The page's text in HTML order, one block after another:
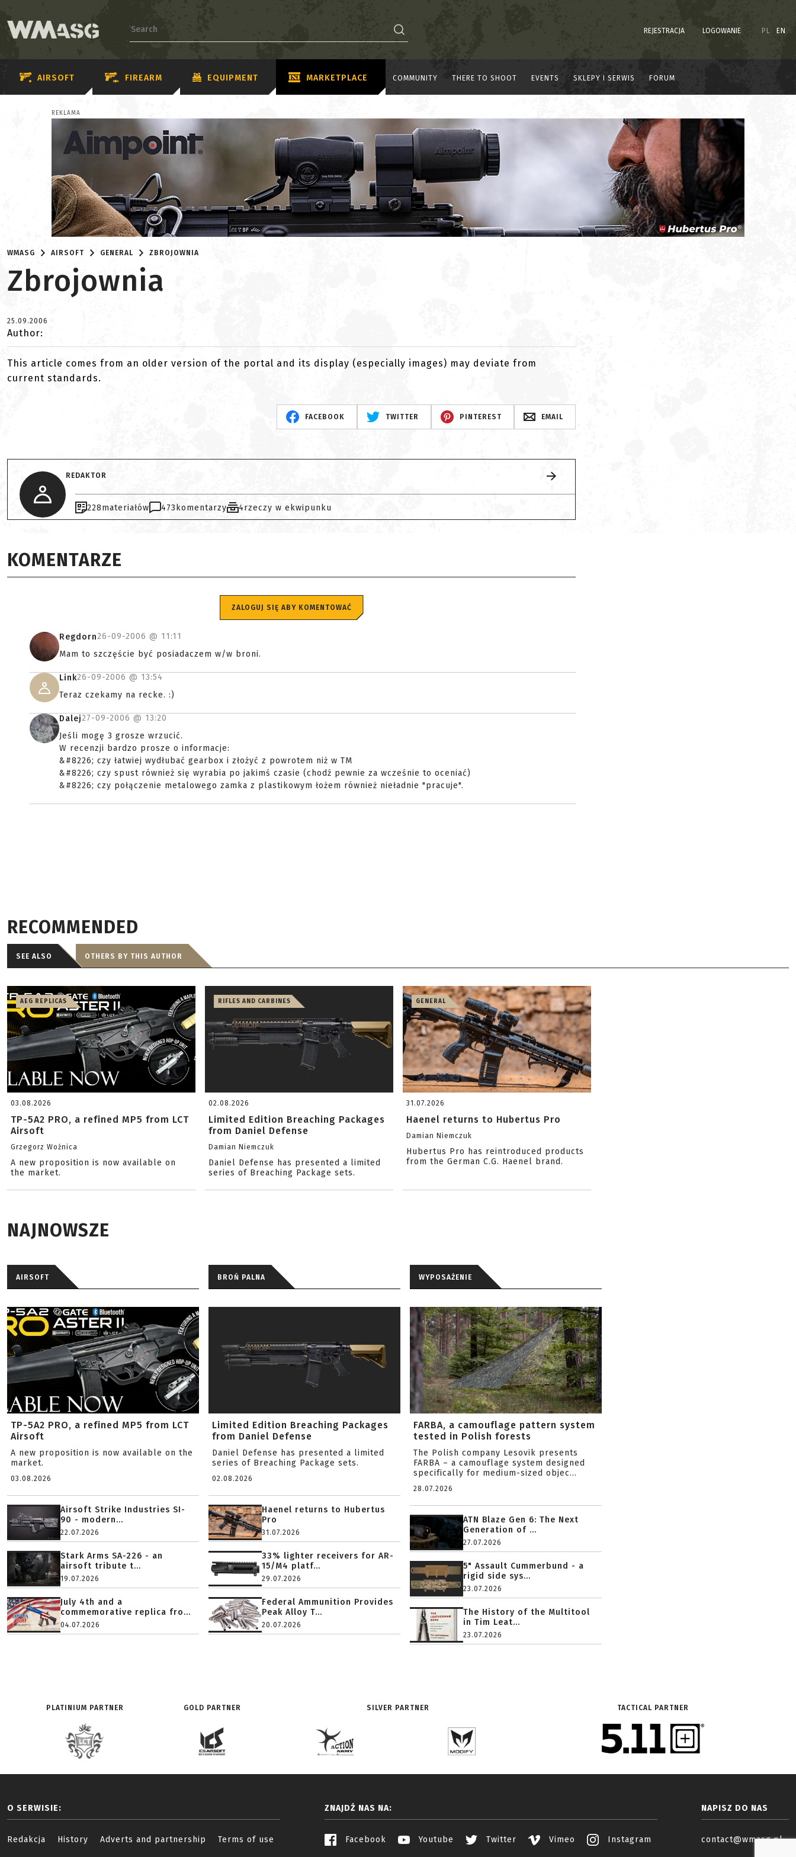
REJESTRACJA LOGOWANIE PL EN
AIRSOFT FIREARM EQUIPMENT MARKETPLACE COMMUNITY THERE TO SHOOT EVENTS SKLEPY I SERWIS FORUM
REKLAMA
WMASG AIRSOFT GENERAL ZBROJOWNIA
Zbrojownia
25.09.2006
Author:
This article comes from an older version of the portal and its display (especially images) may deviate from
current standards.
FACEBOOK TWITTER PINTEREST EMAIL
REDAKTOR
228materiałów 473 komentarzy 4rzeczy w ekwipunku
KOMENTARZE
ZALOGUJ SIĘ ABY KOMENTOWAĆ
Regdorn26-09-2006 @ 11:11
Mam to szczęście być posiadaczem w/w broni.
Link26-09-2006 @ 13:54
Teraz czekamy na recke. :)
Dalej27-09-2006 @ 13:20
Jeśli mogę 3 grosze wrzucić.
W recenzji bardzo prosze o informacje:
&#8226; czy łatwiej wydłubać gearbox i złożyć z powrotem niż w TM
&#8226; czy spust również się wyrabia po jakimś czasie (chodź pewnie za wcześnie to oceniać)
&#8226; czy połączenie metalowego zamka z plastikowym łożem również nieładnie "pracuje".
RECOMMENDED
SEE ALSO OTHERS BY THIS AUTHOR
AEG REPLICAS
03.08.2026
TP-5A2 PRO, a refined MP5 from LCT
Airsoft
Grzegorz Woźnica
A new proposition is now available on
the market.
RIFLES AND CARBINES
02.08.2026
Limited Edition Breaching Packages
from Daniel Defense
Damian Niemczuk
Daniel Defense has presented a limited
series of Breaching Package sets.
GENERAL
31.07.2026
Haenel returns to Hubertus Pro
Damian Niemczuk
Hubertus Pro has reintroduced products
from the German C.G. Haenel brand.
NAJNOWSZE
AIRSOFT
TP-5A2 PRO, a refined MP5 from LCT
Airsoft
A new proposition is now available on the
market.
03.08.2026
Airsoft Strike Industries SI-
90 - modern...
22.07.2026
Stark Arms SA-226 - an
airsoft tribute t...
19.07.2026
July 4th and a
commemorative replica fro...
04.07.2026
BROŃ PALNA
Limited Edition Breaching Packages
from Daniel Defense
Daniel Defense has presented a limited
series of Breaching Package sets.
02.08.2026
Haenel returns to Hubertus
Pro
31.07.2026
33% lighter receivers for AR-
15/M4 platf...
29.07.2026
Federal Ammunition Provides
Peak Alloy T...
20.07.2026
WYPOSAŻENIE
FARBA, a camouflage pattern system
tested in Polish forests
The Polish company Lesovik presents
FARBA – a camouflage system designed
specifically for medium-sized objec...
28.07.2026
ATN Blaze Gen 6: The Next
Generation of ...
27.07.2026
5" Assault Cummerbund - a
rigid side sys...
23.07.2026
The History of the Multitool
in Tim Leat...
23.07.2026
PLATINIUM PARTNER GOLD PARTNER SILVER PARTNER TACTICAL PARTNER
O SERWISIE:
Redakcja History Adverts and partnership Terms of use
ZNAJDŹ NAS NA:
Facebook Youtube Twitter Vimeo Instagram
NAPISZ DO NAS
contact@wmasg.pl